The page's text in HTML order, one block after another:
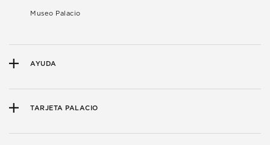
Museo Palacio
AYUDA
TARJETA PALACIO